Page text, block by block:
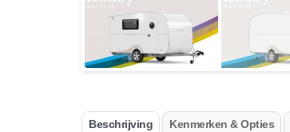
Beschrijving Kenmerken & Opties